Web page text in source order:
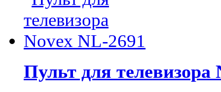
Пульт для телевизора